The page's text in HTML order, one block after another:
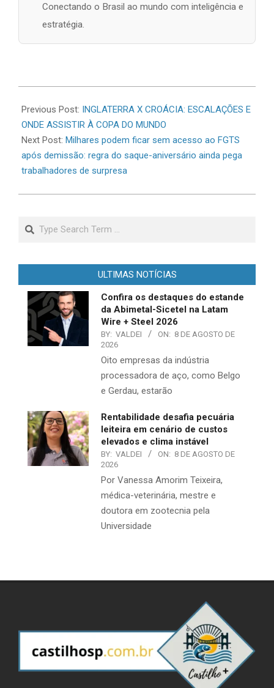
Conectando o Brasil ao mundo com inteligência e
estratégia.
06-
17
Previous Post: INGLATERRA X CROÁCIA: ESCALAÇÕES E
ONDE ASSISTIR À COPA DO MUNDO
Next Post: Milhares podem ficar sem acesso ao FGTS
após demissão: regra do saque-aniversário ainda pega
trabalhadores de surpresa
Search
ULTIMAS NOTÍCIAS
Confira os destaques do estande
da Abimetal-Sicetel na Latam
Wire + Steel 2026
BY: VALDEI ON: 8 DE AGOSTO DE
2026
Oito empresas da indústria
processadora de aço, como Belgo
e Gerdau, estarão
Rentabilidade desafia pecuária
leiteira em cenário de custos
elevados e clima instável
BY: VALDEI ON: 8 DE AGOSTO DE
2026
Por Vanessa Amorim Teixeira,
médica-veterinária, mestre e
doutora em zootecnia pela
Universidade